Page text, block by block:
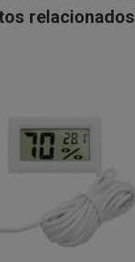
relacionados